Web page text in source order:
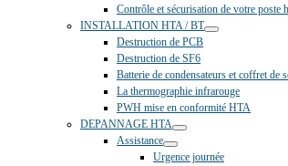
Contrôle et sécurisation de votre poste
INSTALLATION HTA / BT
Destruction de PCB
Destruction de SF6
Batterie de condensateurs et coffret de
La thermographie infrarouge
PWH mise en conformité HTA
DEPANNAGE HTA
Assistance
Urgence journée